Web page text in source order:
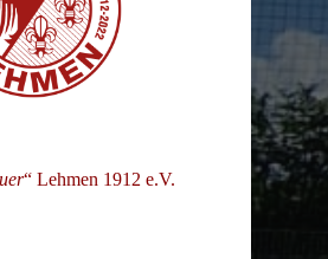
“ Lehmen 1912 e.V.